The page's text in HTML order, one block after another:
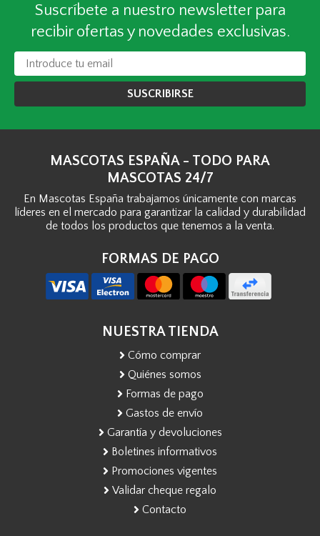
Suscríbete a nuestro newsletter para
recibir ofertas y novedades exclusivas.
SUSCRIBIRSE
MASCOTAS ESPAÑA - TODO PARA
MASCOTAS 24/7
En Mascotas España trabajamos únicamente con marcas
líderes en el mercado para garantizar la calidad y durabilidad
de todos los productos que tenemos a la venta.
FORMAS DE PAGO
NUESTRA TIENDA
Cómo comprar
Quiénes somos
Formas de pago
Gastos de envío
Garantía y devoluciones
Boletines informativos
Promociones vigentes
Validar cheque regalo
Contacto